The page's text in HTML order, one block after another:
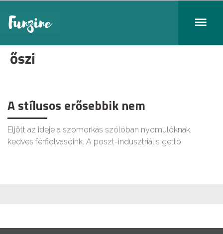
őszi
A stílusos erősebbik nem
Eljött az ideje a szomorkás szólóban nyomulóknak,
kedves férfiolvasóink. A poszt-indusztriális gettó